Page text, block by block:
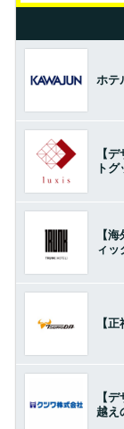
ホテ
【
ト
【
ィッ
【
【
越え